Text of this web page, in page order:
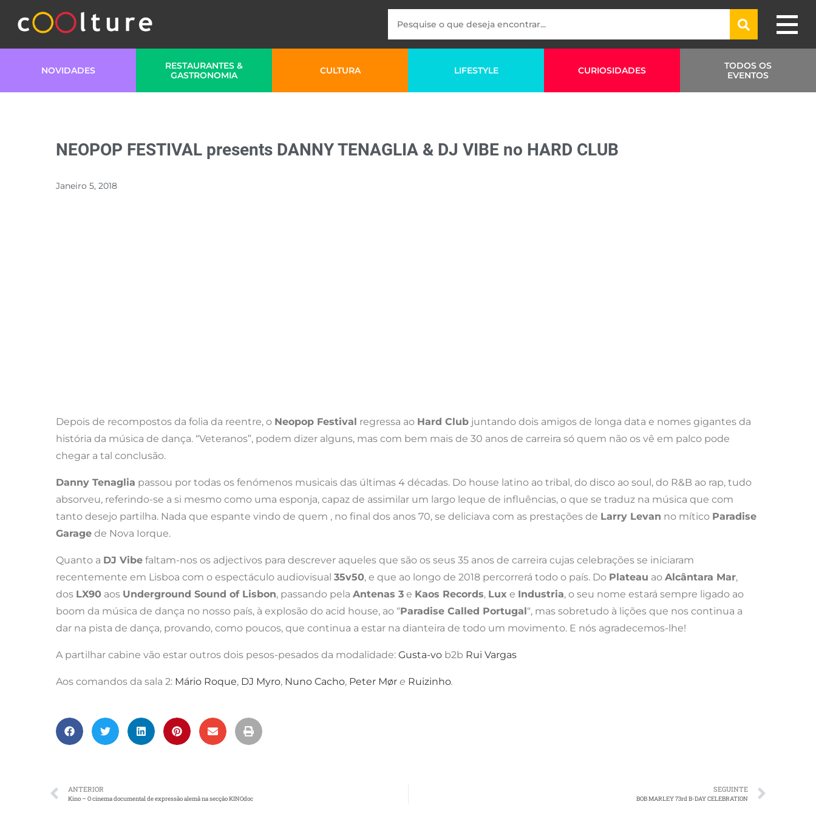
NOVIDADES
RESTAURANTES &
GASTRONOMIA
CULTURA LIFESTYLE CURIOSIDADES
TODOS OS
EVENTOS
NEOPOP FESTIVAL presents DANNY TENAGLIA & DJ VIBE no HARD CLUB
Janeiro 5, 2018
Depois de recompostos da folia da reentre, o Neopop Festival regressa ao Hard Club juntando dois amigos de longa data e nomes gigantes da
história da música de dança. “Veteranos”, podem dizer alguns, mas com bem mais de 30 anos de carreira só quem não os vê em palco pode
chegar a tal conclusão.
Danny Tenaglia passou por todas os fenómenos musicais das últimas 4 décadas. Do house latino ao tribal, do disco ao soul, do R&B ao rap, tudo
absorveu, referindo-se a si mesmo como uma esponja, capaz de assimilar um largo leque de influências, o que se traduz na música que com
tanto desejo partilha. Nada que espante vindo de quem , no final dos anos 70, se deliciava com as prestações de Larry Levan no mítico Paradise
Garage de Nova Iorque.
Quanto a DJ Vibe faltam-nos os adjectivos para descrever aqueles que são os seus 35 anos de carreira cujas celebrações se iniciaram
recentemente em Lisboa com o espectáculo audiovisual 35v50, e que ao longo de 2018 percorrerá todo o país. Do Plateau ao Alcântara Mar,
dos LX90 aos Underground Sound of Lisbon, passando pela Antenas 3 e Kaos Records, Lux e Industria, o seu nome estará sempre ligado ao
boom da música de dança no nosso país, à explosão do acid house, ao “Paradise Called Portugal“, mas sobretudo à lições que nos continua a
dar na pista de dança, provando, como poucos, que continua a estar na dianteira de todo um movimento. E nós agradecemos-lhe!
A partilhar cabine vão estar outros dois pesos-pesados da modalidade: Gusta-vo b2b Rui Vargas
Aos comandos da sala 2: Mário Roque, DJ Myro, Nuno Cacho, Peter Mør e Ruizinho.
ANTERIOR
Kino – O cinema documental de expressão alemã na secção KINOdoc
SEGUINTE
BOB MARLEY 73rd B-DAY CELEBRATION